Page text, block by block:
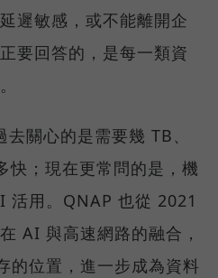
遲敏感，或不能離開企
要回答的，是每一類資
關心的是需要幾 TB、
快；現在更常問的是，機
活用。QNAP 也從 2021
AI 與高速網路的融合，
的位置，進一步成為資料